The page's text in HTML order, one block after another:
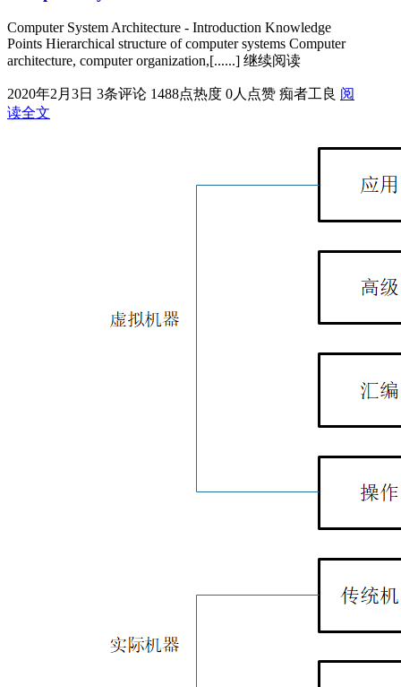
Computer System Architecture - Introduction Knowledge
Points Hierarchical structure of computer systems Computer
architecture, computer organization,[......] 继续阅读
2020年2月3日 3条评论 1488点热度 0人点赞 痴者工良 阅
读全文